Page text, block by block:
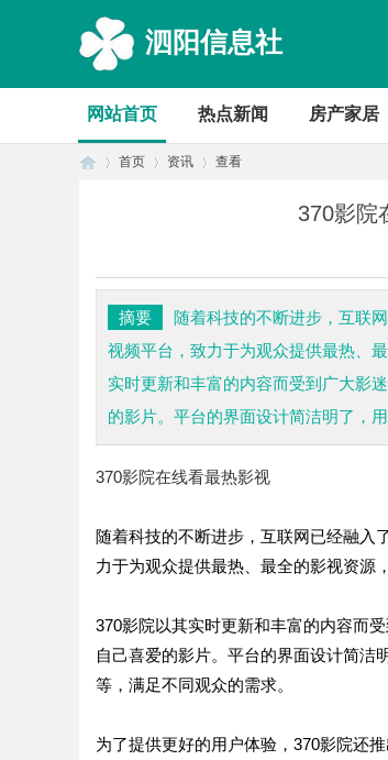
泗阳信息社
网站首页 热点新闻 房产家居
首页 资讯 查看
370影院
摘要
随着科技的不断进步，互联
视频平台，致力于为观众提供最热、
实时更新和丰富的内容而受到广大影
的影片。平台的界面设计简洁明了，
370影院在线看最热影视
随着科技的不断进步，互联网已经融入
力于为观众提供最热、最全的影视资源
370影院以其实时更新和丰富的内容而
自己喜爱的影片。平台的界面设计简洁
等，满足不同观众的需求。
为了提供更好的用户体验，370影院还